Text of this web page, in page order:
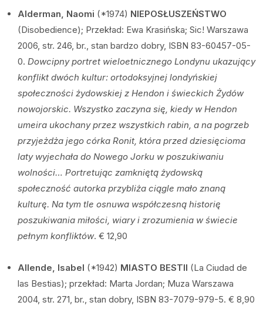
Alderman, Naomi (*1974) NIEPOSŁUSZEŃSTWO
(Disobedience); Przekład: Ewa Krasińska; Sic! Warszawa
2006, str. 246, br., stan bardzo dobry, ISBN 83-60457-05-
0. Dowcipny portret wieloetnicznego Londynu ukazujący
konflikt dwóch kultur: ortodoksyjnej londyńskiej
społeczności żydowskiej z Hendon i świeckich Żydów
nowojorskic. Wszystko zaczyna się, kiedy w Hendon
umeira ukochany przez wszystkich rabin, a na pogrzeb
przyjeżdża jego córka Ronit, która przed dziesięcioma
laty wyjechała do Nowego Jorku w poszukiwaniu
wolności… Portretując zamkniętą żydowską
społeczność autorka przybliża ciągle mało znaną
kulturę. Na tym tle osnuwa współczesną historię
poszukiwania miłości, wiary i zrozumienia w świecie
pełnym konfliktów. € 12,90
Allende, Isabel (*1942) MIASTO BESTII (La Ciudad de
las Bestias); przekład: Marta Jordan; Muza Warszawa
2004, str. 271, br., stan dobry, ISBN 83-7079-979-5. € 8,90